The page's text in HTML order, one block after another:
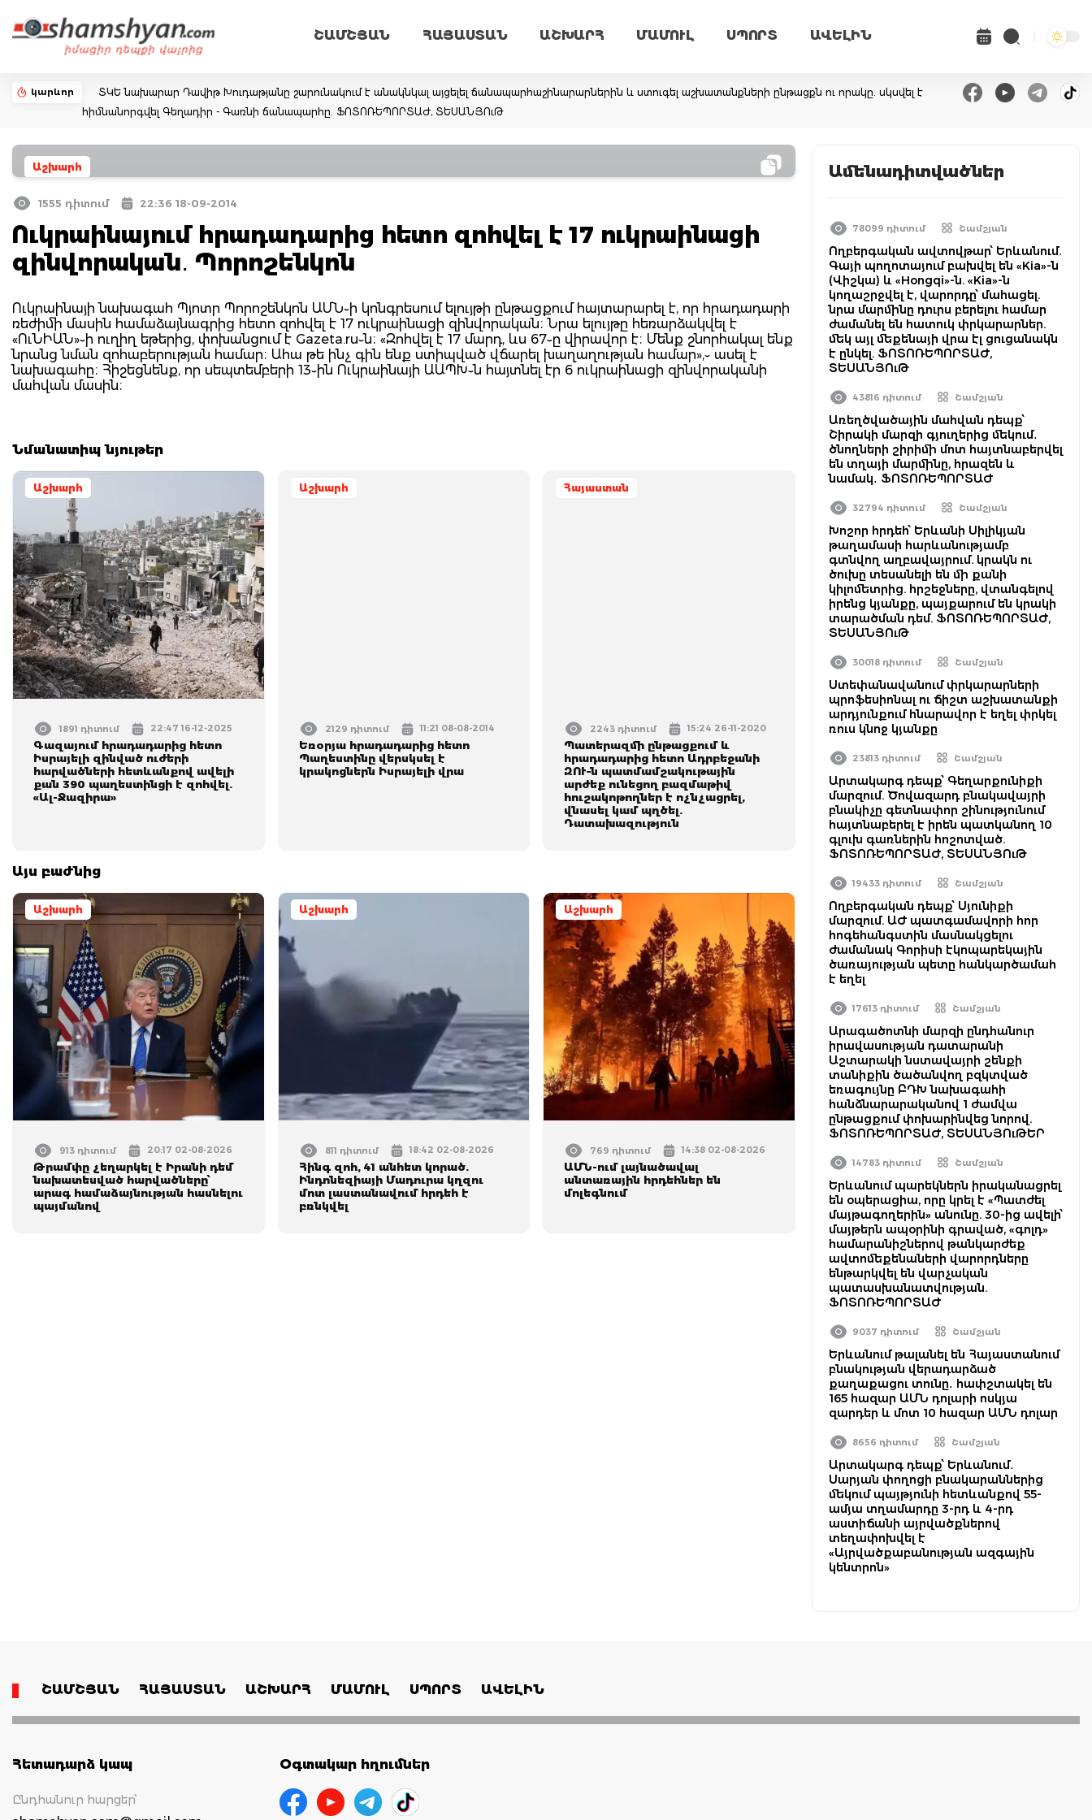
ՇԱՄՇՅԱՆ ՀԱՅԱՍՏԱՆ ԱՇԽԱՐՀ ՄԱՄՈՒԼ ՍՊՈՐՏ ԱՎԵԼԻՆ
կարևոր
ՏԿԵ նախարար Դավիթ Խուդաթյանը շարունակում է անակնկալ այցելել ճանապարհաշինարարներին և ստուգել աշխատանքների ընթացքն ու որակը. սկսվել է
հիմնանորգվել Գեղադիր - Գառնի ճանապարհը. ՖՈՏՈՌԵՊՈՐՏԱԺ, ՏԵՍԱՆՅՈւԹ
Աշխարհ
1555 դիտում 22:36 18-09-2014
Ուկրաինայում հրադադարից հետո զոհվել է 17 ուկրաինացի
զինվորական․ Պորոշենկոն
Ուկրաինայի նախագահ Պյոտր Պորոշենկոն ԱՄՆ֊ի կոնգրեսում ելույթի ընթացքում հայտարարել է, որ հրադադարի
ռեժիմի մասին համաձայնագրից հետո զոհվել է 17 ուկրաինացի զինվորական։ Նրա ելույթը հեռարձակվել է
«ՈւՆԻԱՆ»֊ի ուղիղ եթերից, փոխանցում է Gazeta.ru֊ն։ «Զոհվել է 17 մարդ, ևս 67֊ը վիրավոր է։ Մենք շնորհակալ ենք
նրանց նման զոհաբերության համար։ Ահա թե ինչ գին ենք ստիպված վճարել խաղաղության համար»,֊ ասել է
նախագահը։ Հիշեցնենք, որ սեպտեմբերի 13֊ին Ուկրաինայի ԱԱՊԽ֊ն հայտնել էր 6 ուկրաինացի զինվորականի
մահվան մասին։
Նմանատիպ նյութեր
Աշխարհ
1891 դիտում 22:47 16-12-2025
Գազայում հրադադարից հետո
Իսրայելի զինված ուժերի
հարվածների հետևանքով ավելի
քան 390 պաղեստինցի է զոհվել.
«Ալ-Ջազիրա»
Աշխարհ
2129 դիտում 11:21 08-08-2014
Եռօրյա հրադադարից հետո
Պաղեստինը վերսկսել է
կրակոցներն Իսրայելի վրա
Հայաստան
2243 դիտում 15:24 26-11-2020
Պատերազմի ընթացքում և
հրադադարից հետո Ադրբեջանի
ԶՈՒ–ն պատմամշակութային
արժեք ունեցող բազմաթիվ
հուշակոթողներ է ոչնչացրել,
վնասել կամ պղծել.
Դատախազություն
Այս բաժնից
Աշխարհ
913 դիտում 20:17 02-08-2026
Թրամփը չեղարկել է Իրանի դեմ
նախատեսված հարվածները՝
արագ համաձայնության հասնելու
պայմանով
Աշխարհ
811 դիտում 18:42 02-08-2026
Հինգ զոհ, 41 անհետ կորած.
Ինդոնեզիայի Մադուրա կղզու
մոտ լաստանավում հրդեհ է
բռնկվել
Աշխարհ
769 դիտում 14:38 02-08-2026
ԱՄՆ-ում լայնածավալ
անտառային հրդեհներ են
մոլեգնում
Ամենադիտվածներ
78099 դիտում Շամշյան
Ողբերգական ավտովթար՝ Երևանում.
Գայի պողոտայում բախվել են «Kia»-ն
(Վիշկա) և «Hongqi»-ն. «Kia»-ն
կողաշրջվել է, վարորդը՝ մահացել.
նրա մարմինը դուրս բերելու համար
ժամանել են հատուկ փրկարարներ.
մեկ այլ մեքենայի վրա էլ ցուցանակն
է ընկել. ՖՈՏՈՌԵՊՈՐՏԱԺ,
ՏԵՍԱՆՅՈւԹ
43816 դիտում Շամշյան
Առեղծվածային մահվան դեպք՝
Շիրակի մարզի գյուղերից մեկում․
ծնողների շիրիմի մոտ հայտնաբերվել
են տղայի մարմինը, հրազեն և
նամակ․ ՖՈՏՈՌԵՊՈՐՏԱԺ
32794 դիտում Շամշյան
Խոշոր հրդեհ՝ Երևանի Սիլիկյան
թաղամասի հարևանությամբ
գտնվող աղբավայրում. կրակն ու
ծուխը տեսանելի են մի քանի
կիլոմետրից. հրշեջները, վտանգելով
իրենց կյանքը, պայքարում են կրակի
տարածման դեմ. ՖՈՏՈՌԵՊՈՐՏԱԺ,
ՏԵՍԱՆՅՈւԹ
30018 դիտում Շամշյան
Ստեփանավանում փրկարարների
պրոֆեսիոնալ ու ճիշտ աշխատանքի
արդյունքում հնարավոր է եղել փրկել
ռուս կնոջ կյանքը
23813 դիտում Շամշյան
Արտակարգ դեպք՝ Գեղարքունիքի
մարզում. Ծովազարդ բնակավայրի
բնակիչը գետնափոր շինությունում
հայտնաբերել է իրեն պատկանող 10
գլուխ գառներին հոշոտված.
ՖՈՏՈՌԵՊՈՐՏԱԺ, ՏԵՍԱՆՅՈւԹ
19433 դիտում Շամշյան
Ողբերգական դեպք՝ Սյունիքի
մարզում. ԱԺ պատգամավորի հոր
հոգեհանգստին մասնակցելու
ժամանակ Գորիսի էկոպարեկային
ծառայության պետը հանկարծամահ
է եղել
17613 դիտում Շամշյան
Արագածոտնի մարզի ընդհանուր
իրավասության դատարանի
Աշտարակի նստավայրի շենքի
տանիքին ծածանվող բզկտված
եռագույնը ԲԴԽ նախագահի
հանձնարարականով 1 ժամվա
ընթացքում փոխարինվեց նորով.
ՖՈՏՈՌԵՊՈՐՏԱԺ, ՏԵՍԱՆՅՈւԹԵՐ
14783 դիտում Շամշյան
Երևանում պարեկներն իրականացրել
են օպերացիա, որը կրել է «Պատժել
մայթագողերին» անունը. 30-ից ավելի՝
մայթերն ապօրինի գրաված, «գոլդ»
համարանիշներով թանկարժեք
ավտոմեքենաների վարորդները
ենթարկվել են վարչական
պատասխանատվության.
ՖՈՏՈՌԵՊՈՐՏԱԺ
9037 դիտում Շամշյան
Երևանում թալանել են Հայաստանում
բնակության վերադարձած
քաղաքացու տունը․ հափշտակել են
165 հազար ԱՄՆ դոլարի ոսկյա
զարդեր և մոտ 10 հազար ԱՄՆ դոլար
8656 դիտում Շամշյան
Արտակարգ դեպք՝ Երևանում․
Սարյան փողոցի բնակարաններից
մեկում պայթյունի հետևանքով 55-
ամյա տղամարդը 3-րդ և 4-րդ
աստիճանի այրվածքներով
տեղափոխվել է
«Այրվածքաբանության ազգային
կենտրոն»
ՇԱՄՇՅԱՆ ՀԱՅԱՍՏԱՆ ԱՇԽԱՐՀ ՄԱՄՈՒԼ ՍՊՈՐՏ ԱՎԵԼԻՆ
Հետադարձ կապ
Ընդհանուր հարցեր՝
Օգտակար հղումներ